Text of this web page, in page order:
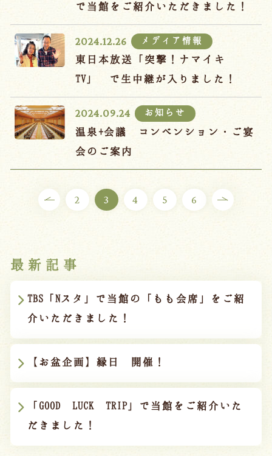
で当館をご紹介いただきました！
2024.12.26 メディア情報
東日本放送「突撃！ナマイキ
TV」 で生中継が入りました！
2024.09.24 お知らせ
温泉+会議 コンベンション・ご宴
会のご案内
2 3 4 5 6
最新記事
TBS「Nスタ」で当館の「もも会席」をご紹
介いただきました！
【お盆企画】縁日 開催！
「GOOD LUCK TRIP」で当館をご紹介いた
だきました！